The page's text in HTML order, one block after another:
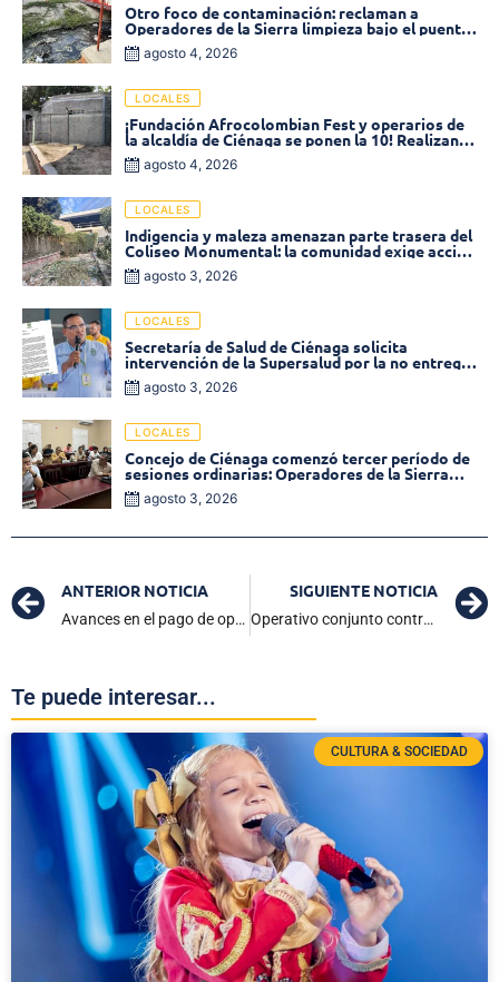
Otro foco de contaminación: reclaman a
Operadores de la Sierra limpieza bajo el puente
de la calle 19 con carrera 11
agosto 4, 2026
LOCALES
¡Fundación Afrocolombian Fest y operarios de
la alcaldía de Ciénaga se ponen la 10! Realizan
limpieza de la parte posterior del Coliseo
Monumental
agosto 4, 2026
LOCALES
Indigencia y maleza amenazan parte trasera del
Coliseo Monumental: la comunidad exige acción
inmediata!
agosto 3, 2026
LOCALES
Secretaría de Salud de Ciénaga solicita
intervención de la Supersalud por la no entrega
de medicamentos en las EPS
agosto 3, 2026
LOCALES
Concejo de Ciénaga comenzó tercer período de
sesiones ordinarias: Operadores de la Sierra
tema central de la plenaria
agosto 3, 2026
ANTERIOR NOTICIA
Avances en el pago de opción tarifaria a las empresas de energía: MinHacienda anuncia fondos de $2 billones
SIGUIENTE NOTICIA
Operativo conjunto contra el Clan del Golfo: Capturado alias ‘Simón’, financiero clave
Te puede interesar...
CULTURA & SOCIEDAD